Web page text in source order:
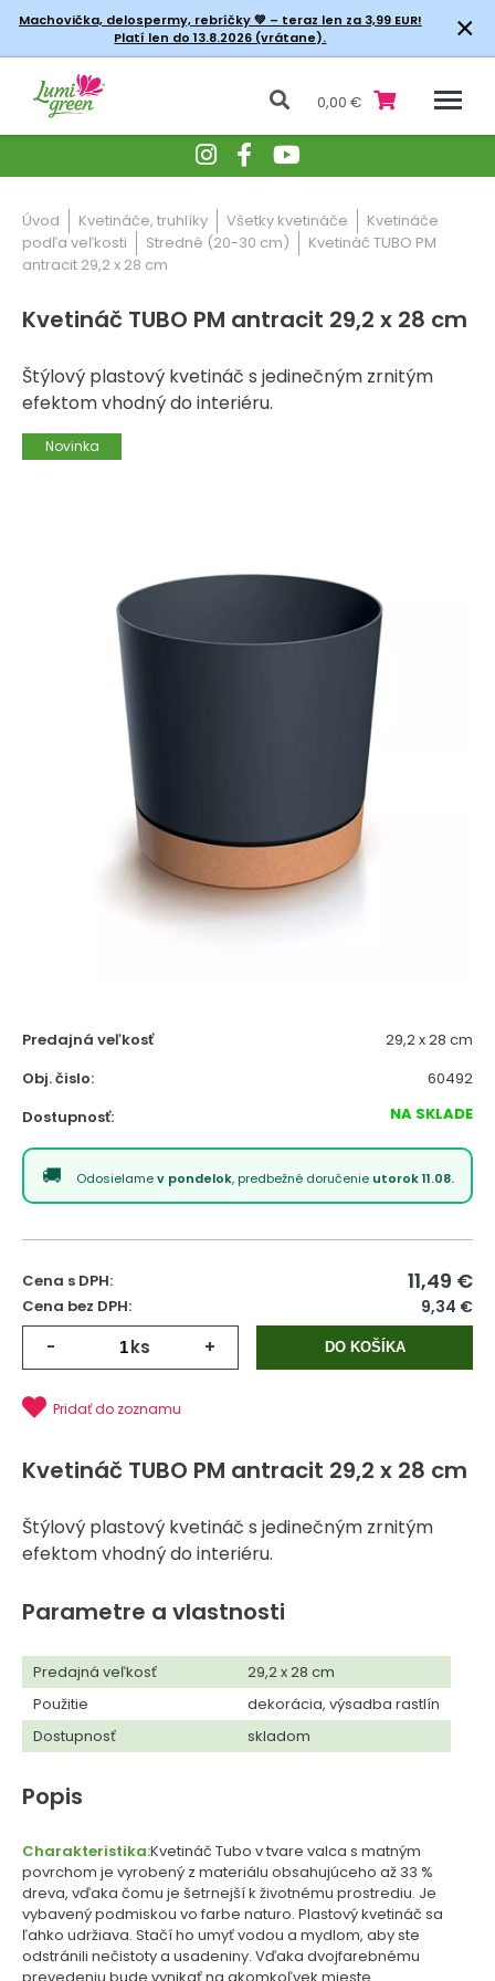
Machovička, delospermy, rebríčky💚 – teraz len za 3,99 EUR!
Platí len do 13.8.2026 (vrátane).
×
0,00 €
Úvod Kvetináče, truhlíky Všetky kvetináče
Kvetináče
podľa veľkosti
Stredné (20-30 cm)
Kvetináč TUBO PM
antracit 29,2 x 28 cm
Kvetináč TUBO PM antracit 29,2 x 28 cm
Štýlový plastový kvetináč s jedinečným zrnitým
efektom vhodný do interiéru.
Novinka
Predajná veľkosť
29,2 x 28 cm
Obj. čislo:
60492
Dostupnosť:
NA SKLADE
Odosielamev pondelok, predbežné doručenie utorok 11.08.
Cena s DPH: 11,49 €
Cena bez DPH: 9,34 €
- ks + DO KOŠÍKA
Pridať do zoznamu
Kvetináč TUBO PM antracit 29,2 x 28 cm
Štýlový plastový kvetináč s jedinečným zrnitým
efektom vhodný do interiéru.
Parametre a vlastnosti
Predajná veľkosť
29,2 x 28 cm
Použitie
dekorácia, výsadba rastlín
Dostupnosť
skladom
Popis
Charakteristika:Kvetináč Tubo v tvare valca s matným
povrchom je vyrobený z materiálu obsahujúceho až 33 %
dreva, vďaka čomu je šetrnejší k životnému prostrediu. Je
vybavený podmiskou vo farbe naturo. Plastový kvetináč sa
ľahko udržiava. Stačí ho umyť vodou a mydlom, aby ste
odstránili nečistoty a usadeniny. Vďaka dvojfarebnému